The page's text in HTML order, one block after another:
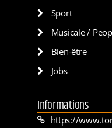
Sport
Musicale /
Bien-être
Jobs
Informations
https://